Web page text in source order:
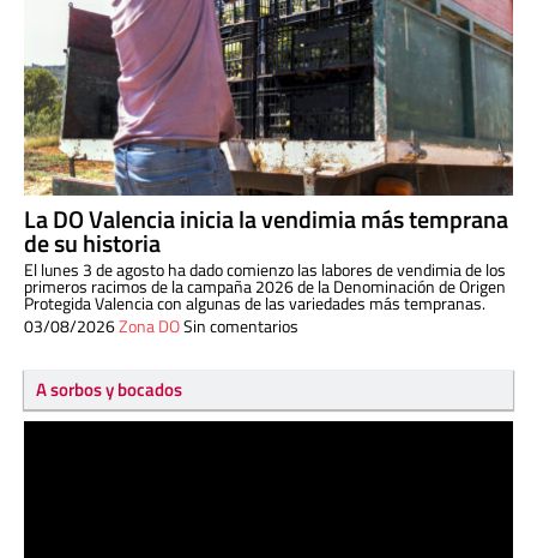
La DO Valencia inicia la vendimia más temprana
de su historia
El lunes 3 de agosto ha dado comienzo las labores de vendimia de los
primeros racimos de la campaña 2026 de la Denominación de Origen
Protegida Valencia con algunas de las variedades más tempranas.
03/08/2026Zona DOSin comentarios
A sorbos y bocados